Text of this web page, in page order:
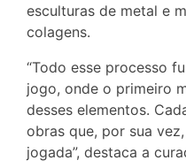
esculturas de metal e
colagens.
“Todo esse processo
jogo, onde o primeiro
desses elementos.
obras que, por sua
jogada”, destaca a